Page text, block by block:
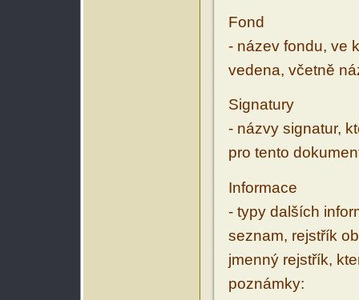
Fond
- název fondu, ve
vedena, včetně
Signatury
- názvy signatur,
pro tento
Informace
- typy dalších
seznam, rejstřík
jmenný rejstřík,
poznámky: